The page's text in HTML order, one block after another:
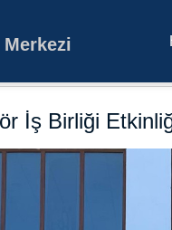
Merkezi
İş Birliği